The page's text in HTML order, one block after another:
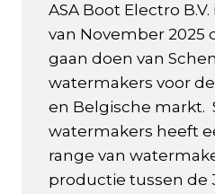
ASA Boot Electro
van November 2025
gaan doen van
watermakers voor
en Belgische markt.
watermakers heeft
range van
productie tussen de